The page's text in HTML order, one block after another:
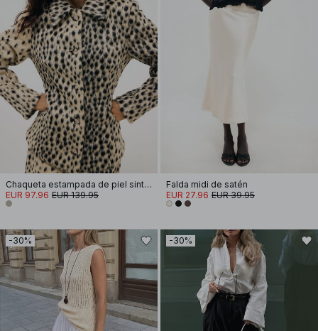
Chaqueta estampada de piel sintética
EUR 97.96 EUR 139.95
Falda midi de satén
EUR 27.96 EUR 39.95
-30% -30%